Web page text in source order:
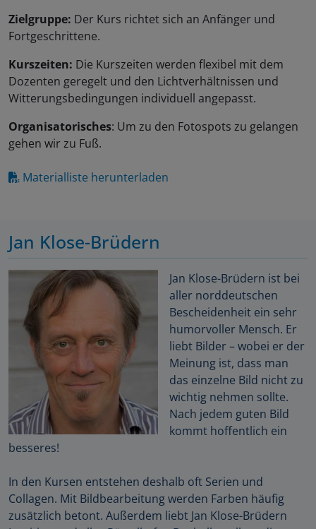
Zielgruppe: Der Kurs richtet sich an Anfänger und
Fortgeschrittene.
Kurszeiten: Die Kurszeiten werden flexibel mit dem
Dozenten geregelt und den Lichtverhältnissen und
Witterungsbedingungen individuell angepasst.
Organisatorisches: Um zu den Fotospots zu gelangen
gehen wir zu Fuß.
Materialliste herunterladen
Jan Klose-Brüdern
Jan Klose-Brüdern ist bei
aller norddeutschen
Bescheidenheit ein sehr
humorvoller Mensch. Er
liebt Bilder – wobei er der
Meinung ist, dass man
das einzelne Bild nicht zu
wichtig nehmen sollte.
Nach jedem guten Bild
kommt hoffentlich ein
besseres!
In den Kursen entstehen deshalb oft Serien und
Collagen. Mit Bildbearbeitung werden Farben häufig
zusätzlich betont. Außerdem liebt Jan Klose-Brüdern